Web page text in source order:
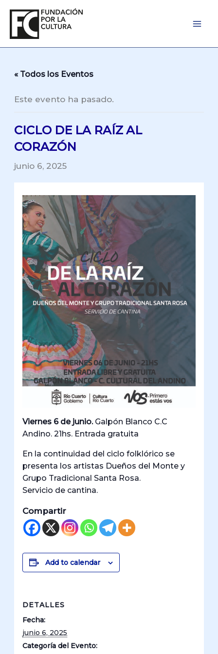
contenido
« Todos los Eventos
Este evento ha pasado.
CICLO DE LA RAÍZ AL
CORAZÓN
junio 6, 2025
Viernes 6 de junio.Galpón Blanco C.C
Andino. 21hs. Entrada gratuita
En la continuidad del ciclo folklórico se
presenta los artistas Dueños del Monte y
Grupo Tradicional Santa Rosa.
Servicio de cantina.
Compartir
Add to calendar
DETALLES
Fecha:
junio 6, 2025
Categoría del Evento: